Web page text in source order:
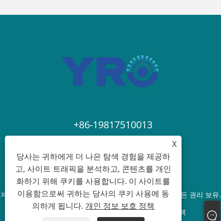
+86-19817510013
저작권 © 2024 ZHEJIANG YRO NEW ENERGY CO.,LTD. 모든 권리 보유.
Links
Sitemap RSS XML 개인 정보 보호 정책
X
당사는 귀하에게 더 나은 탐색 경험을 제공하
고, 사이트 트래픽을 분석하고, 콘텐츠를 개인
화하기 위해 쿠키를 사용합니다. 이 사이트를
이용함으로써 귀하는 당사의 쿠키 사용에 동
의하게 됩니다. 개인 정보 보호 정책